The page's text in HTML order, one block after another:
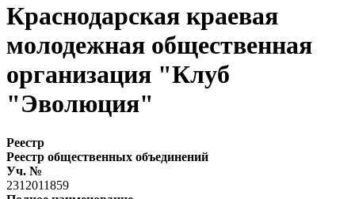
Краснодарская краевая
молодежная общественная
организация "Клуб
"Эволюция"
Реестр
Реестр общественных объединений
Уч. №
2312011859